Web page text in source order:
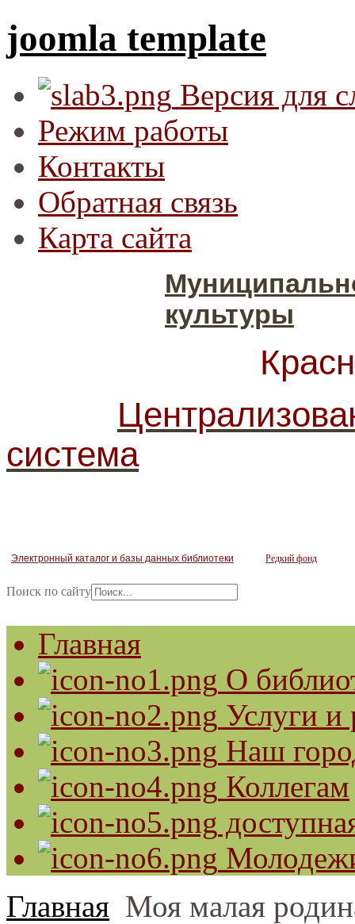
joomla template
Версия для
Режим работы
Контакты
Обратная связь
Карта сайта
культуры
система
Электронный каталог и базы данных библиотеки Редкий фонд
Поиск по сайту
Главная
О
Услуги и
Наш
Коллегам
Главная Моя малая